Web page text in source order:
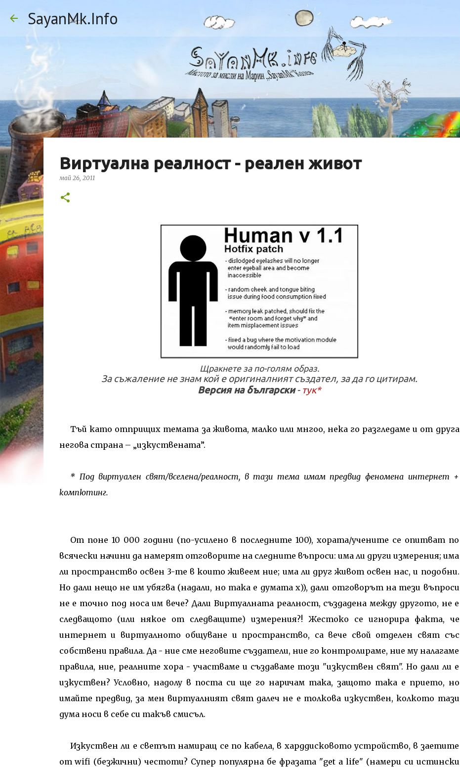
Пропускане към основното съдържание
SayanMk.Info
Виртуална реалност - реален живот
май 26, 2011
Щракнете за по-голям образ.
За съжаление не знам кой е оригиналният създател, за да го цитирам.
Версия на български- тук*
Тъй като отприщих темата за живота, малко или мнгоо, нека го разгледаме и от друга
негова страна – „изкуствената”.
* Под виртуален свят/вселена/реалност, в тази тема имам предвид феномена интернет +
компютинг.
От поне 10 000 години (по-усилено в последните 100), хората/учените се опитват по
всячески начини да намерят отговорите на следните въпроси: има ли други измерения; има
ли пространство освен 3-те в които живеем ние; има ли друг живот освен нас, и подобни.
Но дали нещо не им убягва (надали, но така е думата х)), дали отговорът на тези въпроси
не е точно под носа им вече? Дали Виртуалната реалност, създадена между другото, не е
следващото (или някое от следващите) измерения?! Жестоко се игнорира факта, че
интернет и виртуалното общуване и пространство, са вече свой отделен свят със
собствени правила. Да - ние сме неговите създатели, ние го контролираме, ние му налагаме
правила, ние, реалните хора - участваме и създаваме този "изкуствен свят". Но дали ли е
изкуствен? Условно, надолу в поста си ще го наричам така, защото така е прието, но
имайте предвид, за мен виртуалният свят далеч не е толкова изкуствен, колкото тази
дума носи в себе си такъв смисъл.
Изкуствен ли е светът намиращ се по кабела, в харддисковото устройство, в заетите
от wifi (безжични) честоти? Супер популярна бе фразата "get a life" (намери си истински